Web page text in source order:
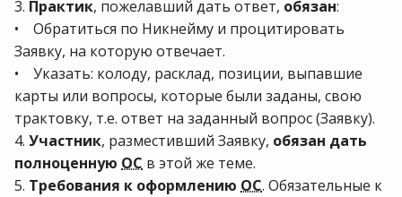
3. Практик, пожелавший дать ответ, обязан:
• Обратиться по Никнейму и процитировать
Заявку, на которую отвечает.
• Указать: колоду, расклад, позиции, выпавшие
карты или вопросы, которые были заданы, свою
трактовку, т.е. ответ на заданный вопрос (Заявку).
4. Участник, разместивший Заявку, обязан дать
полноценную ОС в этой же теме.
5. Требования к оформлению ОС. Обязательные к